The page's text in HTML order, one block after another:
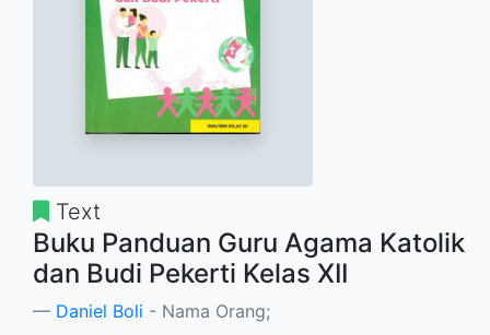
Text
Buku Panduan Guru Agama Katolik
dan Budi Pekerti Kelas XII
Daniel Boli - Nama Orang;